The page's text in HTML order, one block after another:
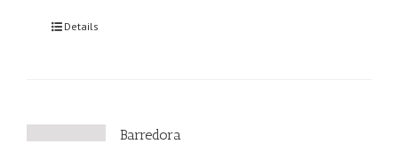
Details
Barredora